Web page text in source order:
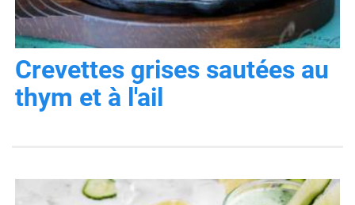
Crevettes grises sautées au
thym et à l'ail